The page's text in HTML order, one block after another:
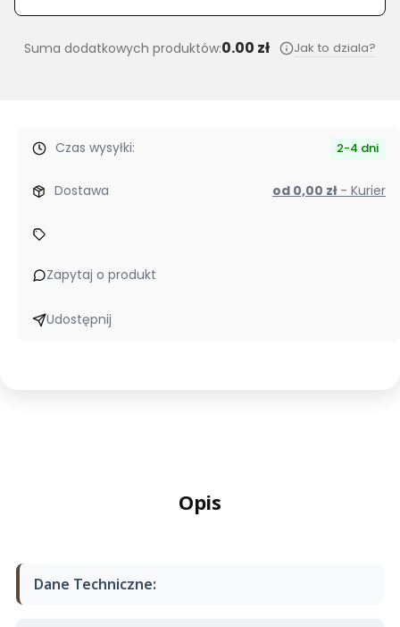
Suma dodatkowych produktów:0.00 zł Jak to dziala?
Czas wysyłki: 2-4 dni
Dostawa od 0,00 zł - Kurier
Zapytaj o produkt
Udostępnij
Opis
Dane Techniczne: